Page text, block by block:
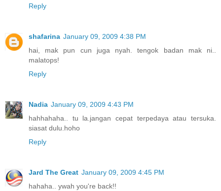
Reply
shafarina January 09, 2009 4:38 PM
hai, mak pun cun juga nyah. tengok badan mak ni..
malatops!
Reply
Nadia January 09, 2009 4:43 PM
hahhahaha.. tu la.jangan cepat terpedaya atau tersuka.
siasat dulu.hoho
Reply
Jard The Great January 09, 2009 4:45 PM
hahaha.. ywah you're back!!